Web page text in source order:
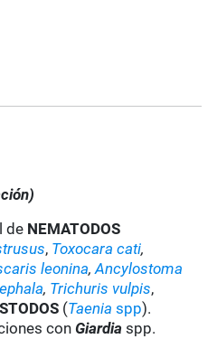
de NEMATODOS
, Toxocara cati,
leonina,Ancylostoma
, Trichuris vulpis,
(Taenia spp).
conGiardia spp.